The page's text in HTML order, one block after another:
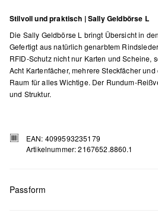
Stilvoll und praktisch | Sally Geldbörse L
Die Sally Geldbörse L bringt Übersicht in
Gefertigt aus natürlich genarbtem
RFID-Schutz nicht nur Karten und Scheine,
Acht Kartenfächer, mehrere Steckfächer
Raum für alles Wichtige. Der Rundum-
und Struktur.
EAN: 4099593235179
Artikelnummer: 2167652.8860.1
Passform